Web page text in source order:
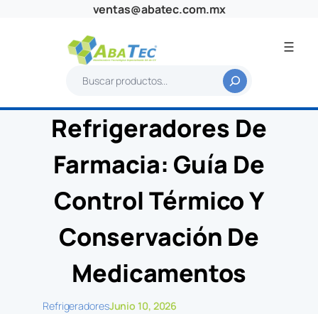
ventas@abatec.com.mx
s
c
r
Refrigeradores De
Farmacia: Guía De
Control Térmico Y
Conservación De
Medicamentos
RefrigeradoresJunio 10, 2026